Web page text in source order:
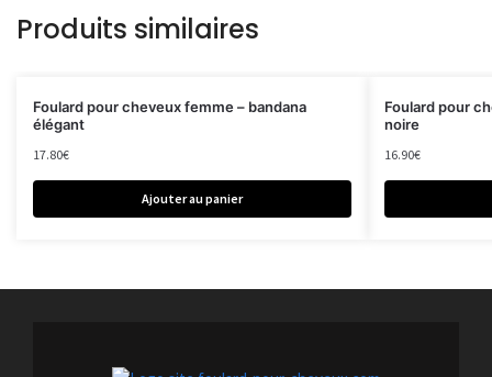
Produits similaires
Foulard pour cheveux femme – bandana
élégant
17.80€
Ajouter au panier
Foulard pour
noire
16.90€